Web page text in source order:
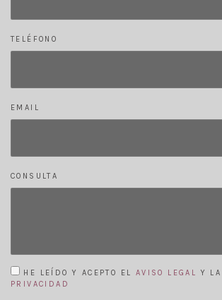
TELÉFONO
EMAIL
CONSULTA
HE LEÍDO Y ACEPTO EL AVISO LEGAL Y LA
PRIVACIDAD